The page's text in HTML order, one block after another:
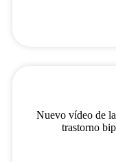
Nuevo vídeo de
trastorno